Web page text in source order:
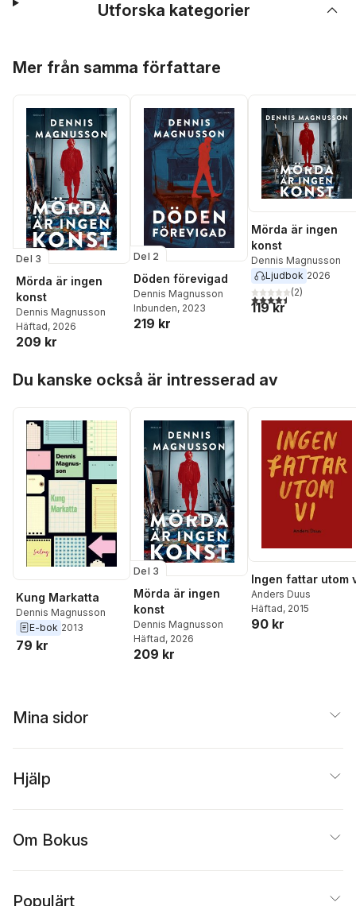
Utforska kategorier
Mer från samma författare
Del 3
Mörda är ingen
konst
Dennis Magnusson
Häftad, 2026
209 kr
Del 2
Döden förevigad
Dennis Magnusson
Inbunden, 2023
219 kr
Mörda är ingen
konst
Dennis Magnusson
Ljudbok 2026
4,5utav 5 stjärnor.
(2)
119 kr
Du kanske också är intresserad av
Kung Markatta
Dennis Magnusson
E-bok 2013
79 kr
Del 3
Mörda är ingen
konst
Dennis Magnusson
Häftad, 2026
209 kr
Ingen fattar utom
Anders Duus
Häftad, 2015
90 kr
Mina sidor
Hjälp
Om Bokus
Populärt